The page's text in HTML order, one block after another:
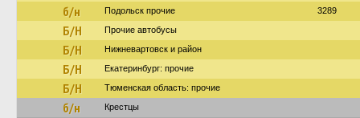
б/н Подольск прочие 3289
Б/Н Прочие автобусы
Б/Н Нижневартовск и район
Б/Н Екатеринбург: прочие
Б/Н Тюменская область: прочие
б/н Крестцы